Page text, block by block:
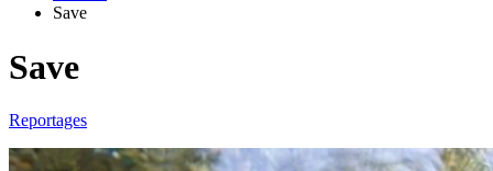
Save
Save
Reportages